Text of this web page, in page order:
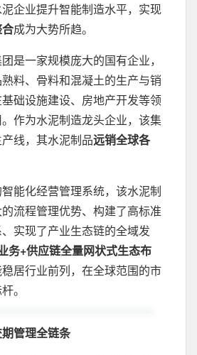
企业提升智能制造水平，实现
成为大势所趋。
是一家规模庞大的国有企业，
料、骨料和混凝土的生产与销
础设施建设、房地产开发等领
作为水泥制造龙头企业，该集
线，其水泥制品远销全球各
能化经营管理系统，该水泥制
流程管理优势、构建了高标准
实现了产业生态链的全域发
务+供应链全量网状式生态布
居行业前列，在全球范围的市
。
管理全链条